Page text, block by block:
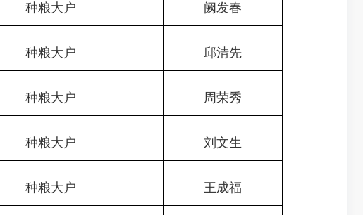
种粮大户 阙发春
种粮大户 邱清先
种粮大户 周荣秀
种粮大户 刘文生
种粮大户 王成福